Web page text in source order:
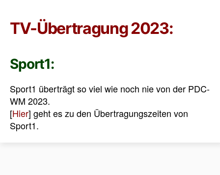
TV-Übertragung 2023:
Sport1:
Sport1 überträgt so viel wie noch nie von der PDC-
WM 2023.
[Hier] geht es zu den Übertragungszeiten von
Sport1.